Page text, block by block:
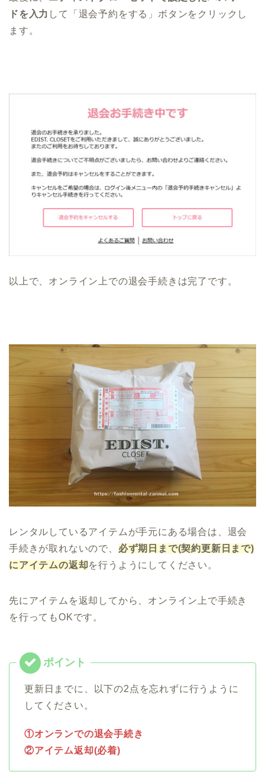
ドを入力 して「退会予約をする」ボタンをクリックし
ます。
以上で、オンライン上での退会手続きは完了です。
レンタルしているアイテムが手元にある場合は、退会
手続きが取れないので、 必ず期日まで(契約更新日まで)
にアイテムの返却 を行うようにしてください。
先にアイテムを返却してから、オンライン上で手続き
を行ってもOKです。
更新日までに、以下の2点を忘れずに行うように
してください。
①オンランでの退会手続き
②アイテム返却(必着)